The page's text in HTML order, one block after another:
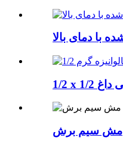
مش سیم برش